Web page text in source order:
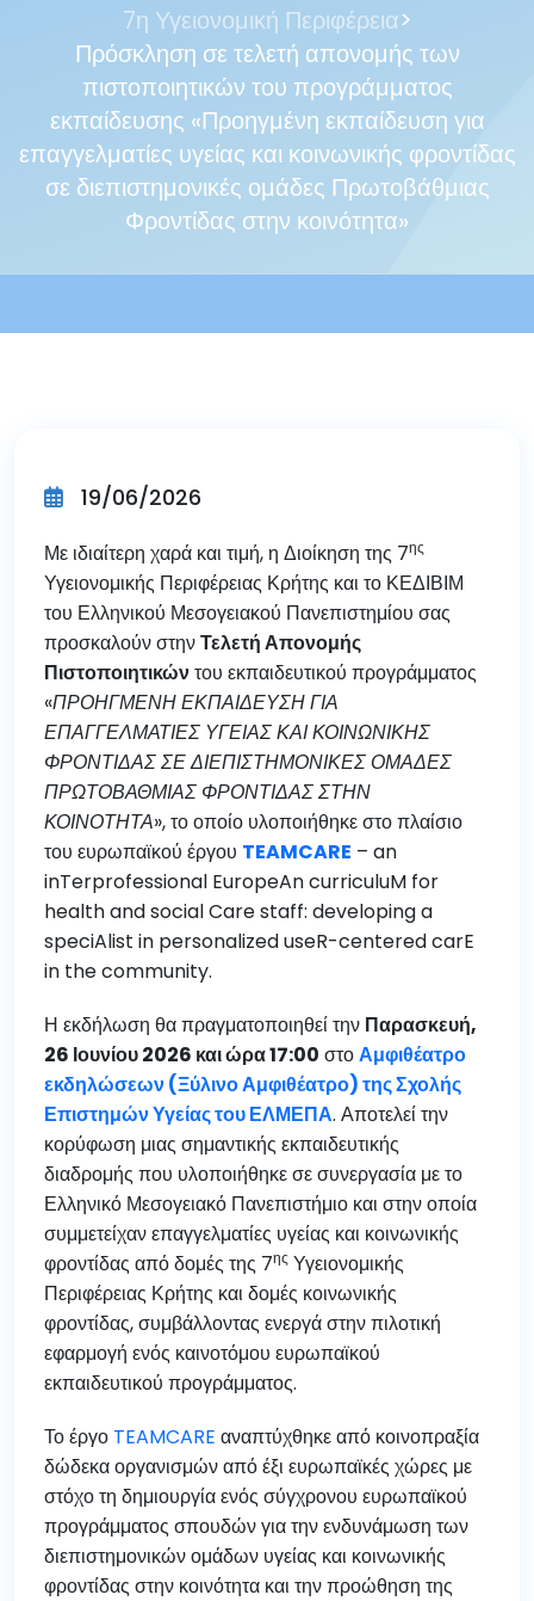
7η Υγειονομική Περιφέρεια>
Πρόσκληση σε τελετή απονομής των
πιστοποιητικών του προγράμματος
εκπαίδευσης «Προηγμένη εκπαίδευση για
επαγγελματίες υγείας και κοινωνικής φροντίδας
σε διεπιστημονικές ομάδες Πρωτοβάθμιας
Φροντίδας στην κοινότητα»
19/06/2026
Με ιδιαίτερη χαρά και τιμή, η Διοίκηση της 7ης
Υγειονομικής Περιφέρειας Κρήτης και το ΚΕΔΙΒΙΜ
του Ελληνικού Μεσογειακού Πανεπιστημίου σας
προσκαλούν στηνΤελετή Απονομής
Πιστοποιητικώντου εκπαιδευτικού προγράμματος
«ΠΡΟΗΓΜΕΝΗ ΕΚΠΑΙΔΕΥΣΗ ΓΙΑ
ΕΠΑΓΓΕΛΜΑΤΙΕΣ ΥΓΕΙΑΣ ΚΑΙ ΚΟΙΝΩΝΙΚΗΣ
ΦΡΟΝΤΙΔΑΣ ΣΕ ΔΙΕΠΙΣΤΗΜΟΝΙΚΕΣ ΟΜΑΔΕΣ
ΠΡΩΤΟΒΑΘΜΙΑΣ ΦΡΟΝΤΙΔΑΣ ΣΤΗΝ
ΚΟΙΝΟΤΗΤΑ», το οποίο υλοποιήθηκε στο πλαίσιο
του ευρωπαϊκού έργου TEAMCARE – an
inTerprofessional EuropeAn curriculuM for
health and social Care staff: developing a
speciAlist in personalized useR-centered carE
in the community.
Η εκδήλωση θα πραγματοποιηθεί την Παρασκευή,
26 Ιουνίου 2026 και ώρα 17:00 στοΑμφιθέατρο
εκδηλώσεων (Ξύλινο Αμφιθέατρο) της Σχολής
Επιστημών Υγείας του ΕΛΜΕΠΑ. Αποτελεί την
κορύφωση μιας σημαντικής εκπαιδευτικής
διαδρομής που υλοποιήθηκε σε συνεργασία με το
Ελληνικό Μεσογειακό Πανεπιστήμιο και στην οποία
συμμετείχαν επαγγελματίες υγείας και κοινωνικής
φροντίδας από δομές της 7ης Υγειονομικής
Περιφέρειας Κρήτης και δομές κοινωνικής
φροντίδας, συμβάλλοντας ενεργά στην πιλοτική
εφαρμογή ενός καινοτόμου ευρωπαϊκού
εκπαιδευτικού προγράμματος.
Το έργο TEAMCARE αναπτύχθηκε από κοινοπραξία
δώδεκα οργανισμών από έξι ευρωπαϊκές χώρες με
στόχο τη δημιουργία ενός σύγχρονου ευρωπαϊκού
προγράμματος σπουδών για την ενδυνάμωση των
διεπιστημονικών ομάδων υγείας και κοινωνικής
φροντίδας στην κοινότητα και την προώθηση της